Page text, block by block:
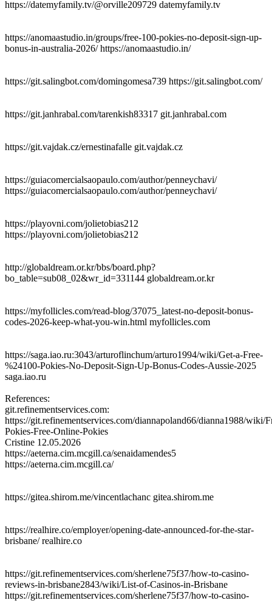
https://datemyfamily.tv/@orville209729 datemyfamily.tv
https://anomaastudio.in/groups/free-100-pokies-no-deposit-sign-up-
bonus-in-australia-2026/ https://anomaastudio.in/
https://git.salingbot.com/domingomesa739 https://git.salingbot.com/
https://git.janhrabal.com/tarenkish83317 git.janhrabal.com
https://git.vajdak.cz/ernestinafalle git.vajdak.cz
https://guiacomercialsaopaulo.com/author/penneychavi/
https://guiacomercialsaopaulo.com/author/penneychavi/
https://playovni.com/jolietobias212
https://playovni.com/jolietobias212
http://globaldream.or.kr/bbs/board.php?
bo_table=sub08_02&wr_id=331144 globaldream.or.kr
https://myfollicles.com/read-blog/37075_latest-no-deposit-bonus-
codes-2026-keep-what-you-win.html myfollicles.com
https://saga.iao.ru:3043/arturoflinchum/arturo1994/wiki/Get-a-Free-
%24100-Pokies-No-Deposit-Sign-Up-Bonus-Codes-Aussie-2025
saga.iao.ru
References:
git.refinementservices.com:
https://git.refinementservices.com/diannapoland66/dianna1988/wiki/
Pokies-Free-Online-Pokies
Cristine 12.05.2026
https://aeterna.cim.mcgill.ca/senaidamendes5
https://aeterna.cim.mcgill.ca/
https://gitea.shirom.me/vincentlachanc gitea.shirom.me
https://realhire.co/employer/opening-date-announced-for-the-star-
brisbane/ realhire.co
https://git.refinementservices.com/sherlene75f37/how-to-casino-
reviews-in-brisbane2843/wiki/List-of-Casinos-in-Brisbane
https://git.refinementservices.com/sherlene75f37/how-to-casino-